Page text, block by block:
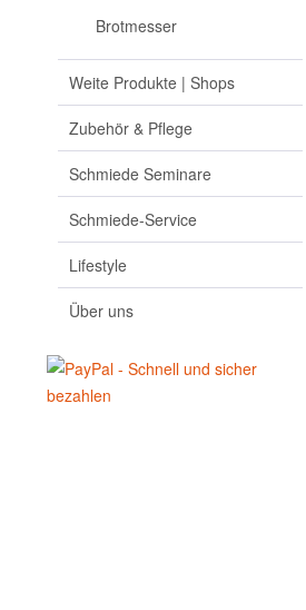
Brotmesser
Weite Produkte | Shops
Zubehör & Pflege
Schmiede Seminare
Schmiede-Service
Lifestyle
Über uns